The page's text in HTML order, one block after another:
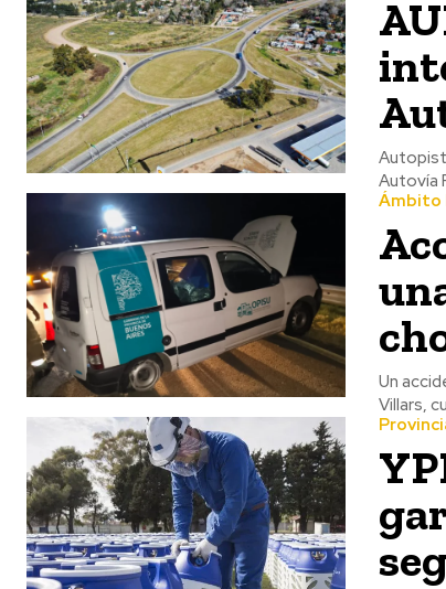
Autovía
Ámbito
Un
Villars,